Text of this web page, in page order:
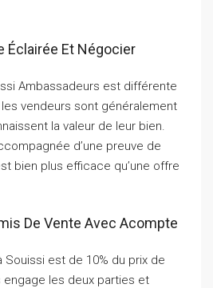
Éclairée Et Négocier
Ambassadeurs est différente
vendeurs sont généralement
la valeur de leur bien.
d’une preuve de
bien plus efficace qu’une offre
De Vente Avec Acompte
Souissi est de 10% du prix de
les deux parties et